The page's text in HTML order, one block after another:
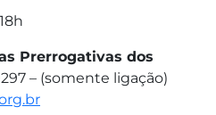
Prerrogativas dos
– (somente ligação)